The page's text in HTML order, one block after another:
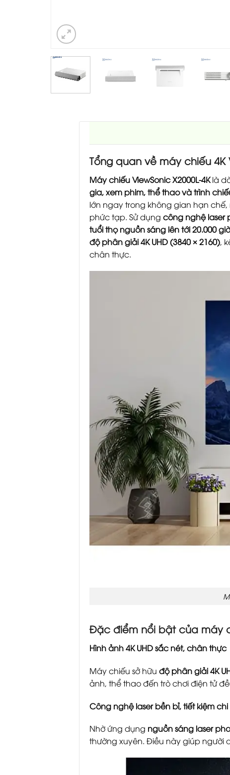
Tổng quan về máy chiếu 4K
Máy chiếu ViewSonic X2000L-4Klà
gia, xem phim, thể thao và trình
lớn ngay trong không gian hạn
phức tạp. Sử dụng công nghệ laser
tuổi thọ nguồn sáng lên tới 20.000 giờ
độ phân giải 4K UHD (3840 × 2160),
chân thực.
Đặc điểm nổi bật của máy
Hình ảnh 4K UHD sắc nét, chân thực
Máy chiếu sở hữu độ phân giải 4K
ảnh, thể thao đến trò chơi điện tử
Công nghệ laser bền bỉ, tiết kiệm
Nhờ ứng dụng nguồn sáng laser
thường xuyên. Điều này giúp người